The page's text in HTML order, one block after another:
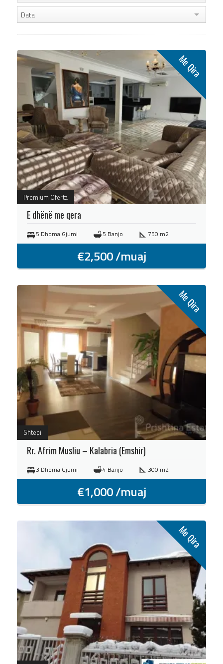
Data
Premium Oferta
Me Qira
E dhënë me qera
5 Dhoma Gjumi 5 Banjo 750 m2
€2,500/muaj
Shtepi
Me Qira
Rr. Afrim Musliu – Kalabria (Emshir)
3 Dhoma Gjumi 4 Banjo 300 m2
€1,000/muaj
Me Qira